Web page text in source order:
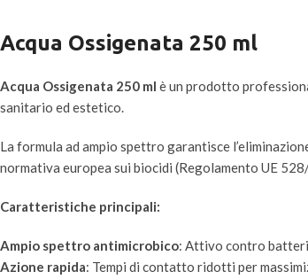
Acqua Ossigenata 250 ml
Acqua Ossigenata 250 ml è un prodotto
sanitario ed estetico.
La formula ad ampio spettro garantisce
normativa europea sui biocidi (Regolamento UE
Caratteristiche principali:
Ampio spettro antimicrobico: Attivo contro
Azione rapida: Tempi di contatto ridotti per